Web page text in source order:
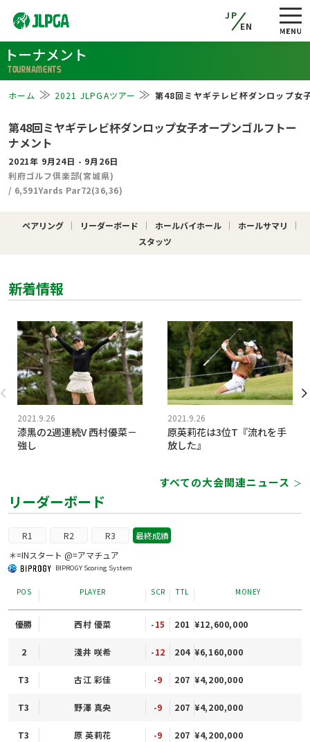
JP
EN
トーナメント
TOURNAMENTS
ホーム 2021 JLPGAツアー 第48回ミヤギテレビ杯ダンロップ女
第48回ミヤギテレビ杯ダンロップ女子オープンゴルフトー
ナメント
2021年 9月24日 - 9月26日
利府ゴルフ倶楽部(宮城県)
/ 6,591Yards Par72(36,36)
ペアリング リーダーボード ホールバイホール
ホールサマリ
スタッツ
新着情報
2021.9.26
漆黒の2週連続V 西村優菜－
強し
2021.9.26
原英莉花は3位T『流れを手
放した』
すべての大会関連ニュース ＞
リーダーボード
R1 R2 R3 最終成績
BIPROGY Scoring System
＊=INスタート @=アマチュア
POS PLAYER SCR TTL MONEY
優勝 西村 優菜 -15 201 ¥12,600,000
2 淺井 咲希 -12 204 ¥6,160,000
T3 古江 彩佳 -9 207 ¥4,200,000
T3 野澤 真央 -9 207 ¥4,200,000
T3 原 英莉花 -9 207 ¥4,200,000